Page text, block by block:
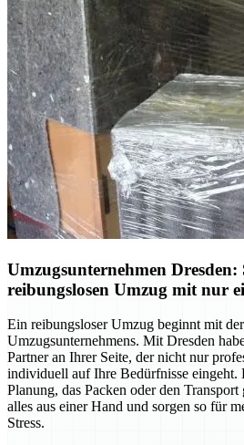
Umzugsunternehmen Dresden:
reibungslosen Umzug mit nur
Ein reibungsloser Umzug beginnt mit
Umzugsunternehmens. Mit Dresden
Partner an Ihrer Seite, der nicht nur
individuell auf Ihre Bedürfnisse eingeht.
Planung, das Packen oder den
alles aus einer Hand und sorgen so für
Stress.